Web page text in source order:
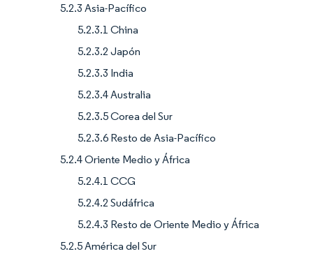
5.2.3 Asia-Pacífico
5.2.3.1 China
5.2.3.2 Japón
5.2.3.3 India
5.2.3.4 Australia
5.2.3.5 Corea del Sur
5.2.3.6 Resto de Asia-Pacífico
5.2.4 Oriente Medio y África
5.2.4.1 CCG
5.2.4.2 Sudáfrica
5.2.4.3 Resto de Oriente Medio y África
5.2.5 América del Sur